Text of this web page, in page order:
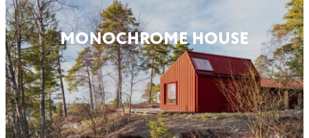
MONO­CHROME HOUSE